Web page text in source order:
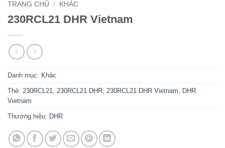
TRANG CHỦ / KHÁC
230RCL21 DHR Vietnam
Danh mục: Khác
Thẻ: 230RCL21, 230RCL21 DHR, 230RCL21 DHR Vietnam, DHR
Vietnam
Thương hiệu: DHR